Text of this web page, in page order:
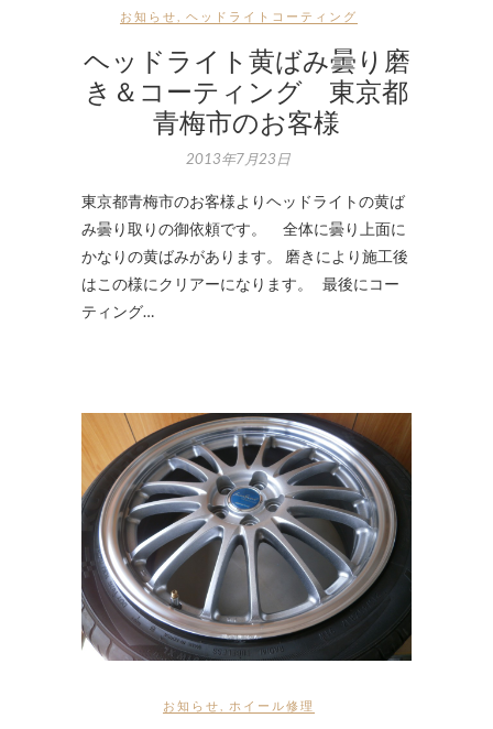
お知らせ ヘッドライトコーティング
ヘッドライト黄ばみ曇り磨
き＆コーティング 東京都
青梅市のお客様
2013年7月23日
東京都青梅市のお客様よりヘッドライトの黄ば
み曇り取りの御依頼です。 全体に曇り上面に
かなりの黄ばみがあります。 磨きにより施工後
はこの様にクリアーになります。 最後にコー
ティング…
お知らせ ホイール修理